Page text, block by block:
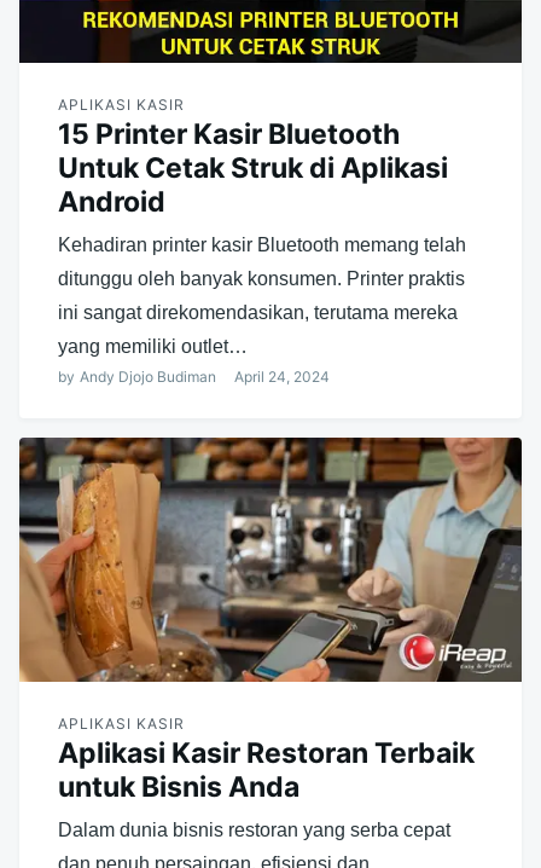
APLIKASI KASIR
15 Printer Kasir Bluetooth
Untuk Cetak Struk di Aplikasi
Android
Kehadiran printer kasir Bluetooth memang telah
ditunggu oleh banyak konsumen. Printer praktis
ini sangat direkomendasikan, terutama mereka
yang memiliki outlet…
by Andy Djojo Budiman April 24, 2024
APLIKASI KASIR
Aplikasi Kasir Restoran Terbaik
untuk Bisnis Anda
Dalam dunia bisnis restoran yang serba cepat
dan penuh persaingan, efisiensi dan